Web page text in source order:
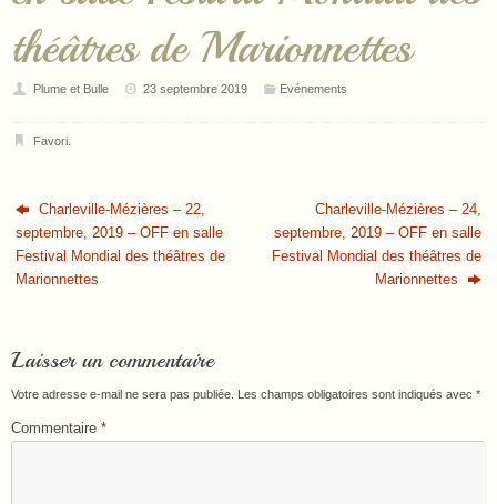
théâtres de Marionnettes
Plume et Bulle 23 septembre 2019 Evénements
Favori.
Charleville-Mézières – 22,
septembre, 2019 – OFF en salle
Festival Mondial des théâtres de
Marionnettes
Charleville-Mézières – 24,
septembre, 2019 – OFF en salle
Festival Mondial des théâtres de
Marionnettes
Laisser un commentaire
Votre adresse e-mail ne sera pas publiée. Les champs obligatoires sont indiqués avec *
Commentaire *